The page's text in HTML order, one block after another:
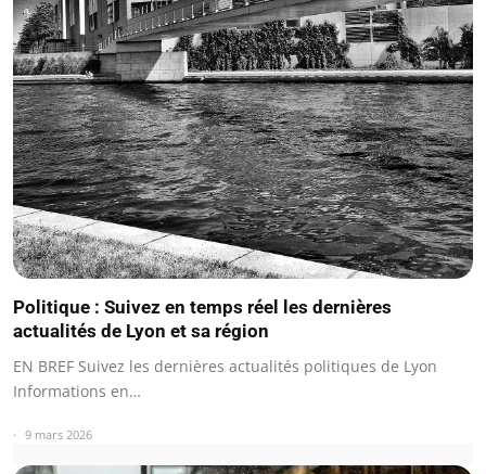
Politique : Suivez en temps réel les dernières
actualités de Lyon et sa région
EN BREF Suivez les dernières actualités politiques de Lyon
Informations en…
9 mars 2026